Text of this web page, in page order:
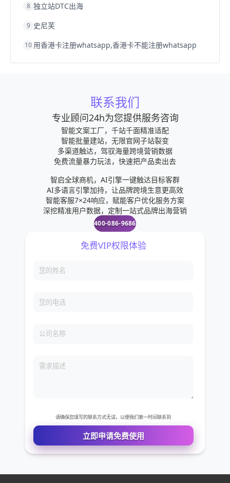
8 独立站DTC出海
9 史尼芙
10 用香港卡注册whatsapp,香港卡不能注册whatsapp
联系我们
专业顾问24h为您提供服务咨询
智能文案工厂，千站千面精准适配
智能批量建站，无限官网子站裂变
多渠道触达，驾驭海量跨境营销数据
免费流量暴力玩法，快速把产品卖出去
智启全球商机，AI引擎一键触达目标客群
AI多语言引擎加持，让品牌跨境生意更高效
智能客服7×24响应，赋能客户优化服务方案
深挖精准用户数据，定制一站式品牌出海营销
400-086-9686
您的姓名
您的电话